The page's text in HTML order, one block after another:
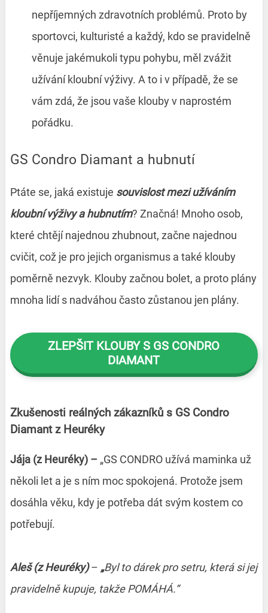
nepříjemných zdravotních problémů. Proto by
sportovci, kulturisté a každý, kdo se pravidelně
věnuje jakémukoli typu pohybu, měl zvážit
užívání kloubní výživy. A to i v případě, že se
vám zdá, že jsou vaše klouby v naprostém
pořádku.
GS Condro Diamant a hubnutí
Ptáte se, jaká existuje souvislost mezi užíváním
kloubní výživy a hubnutím? Značná! Mnoho osob,
které chtějí najednou zhubnout, začne najednou
cvičit, což je pro jejich organismus a také klouby
poměrně nezvyk. Klouby začnou bolet, a proto plány
mnoha lidí s nadváhou často zůstanou jen plány.
ZLEPŠIT KLOUBY S GS CONDRO
DIAMANT
Zkušenosti reálných zákazníků s GS Condro
Diamant z Heuréky
Jája (z Heuréky) – „GS CONDRO užívá maminka už
několi let a je s ním moc spokojená. Protože jsem
dosáhla věku, kdy je potřeba dát svým kostem co
potřebují.
Aleš (z Heuréky)– „Byl to dárek pro setru, která si jej
pravidelně kupuje, takže POMÁHÁ.“